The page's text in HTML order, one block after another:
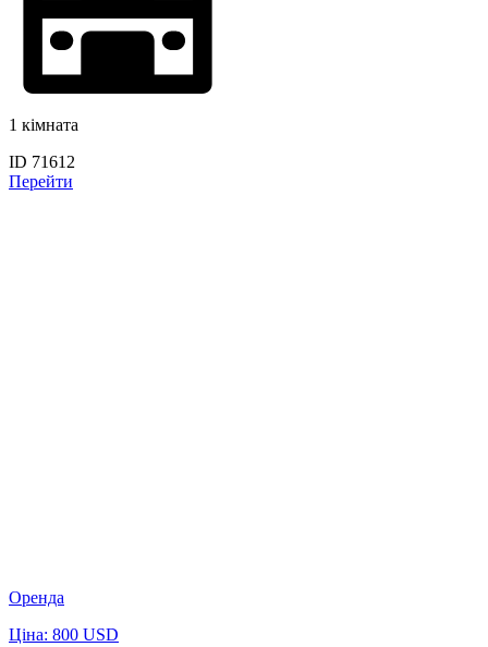
1 кімната
ID 71612
Перейти
Оренда
Ціна: 800 USD